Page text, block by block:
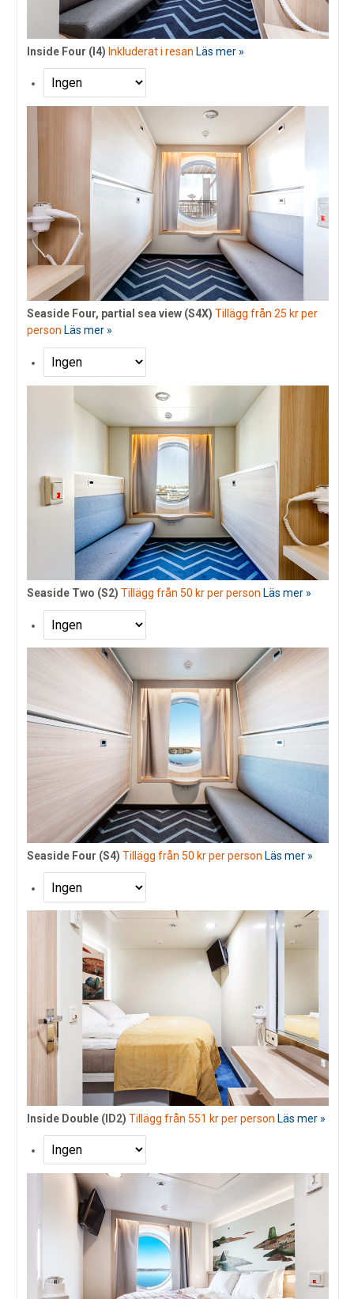
Inside Four (I4) Inkluderat i resanLäs mer »
Seaside Four, partial sea view (S4X) Tillägg från 25 kr per
person Läs mer »
Seaside Two (S2) Tillägg från 50 kr per person Läs mer »
Seaside Four (S4) Tillägg från 50 kr per person Läs mer »
Inside Double (ID2) Tillägg från 551 kr per person Läs mer »